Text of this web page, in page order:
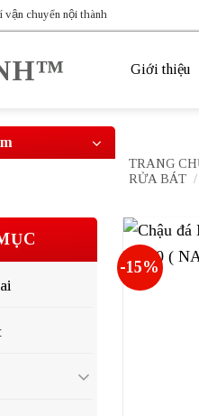
vận chuyển nội thành
Giới thiệu
TRANG
RỬA BÁT /
-15%